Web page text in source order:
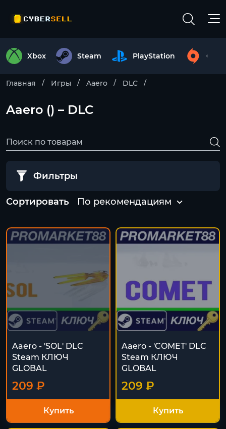
Xbox Steam PlayStation
Главная Игры Aaero DLC
Aaero () – DLC
Фильтры
Сортировать По рекомендациям
Aaero - 'SOL' DLC
Steam КЛЮЧ
GLOBAL
209 ₽
Купить
Aaero - 'COMET' DLC
Steam КЛЮЧ
GLOBAL
209 ₽
Купить